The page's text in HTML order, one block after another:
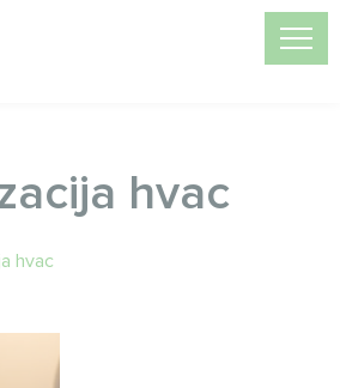
hvac
hvac